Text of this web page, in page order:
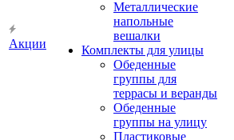
Акции
Металлические
напольные
вешалки
Комплекты для улицы
Обеденные
группы для
террасы и веранды
Обеденные
группы на улицу
Пластиковые